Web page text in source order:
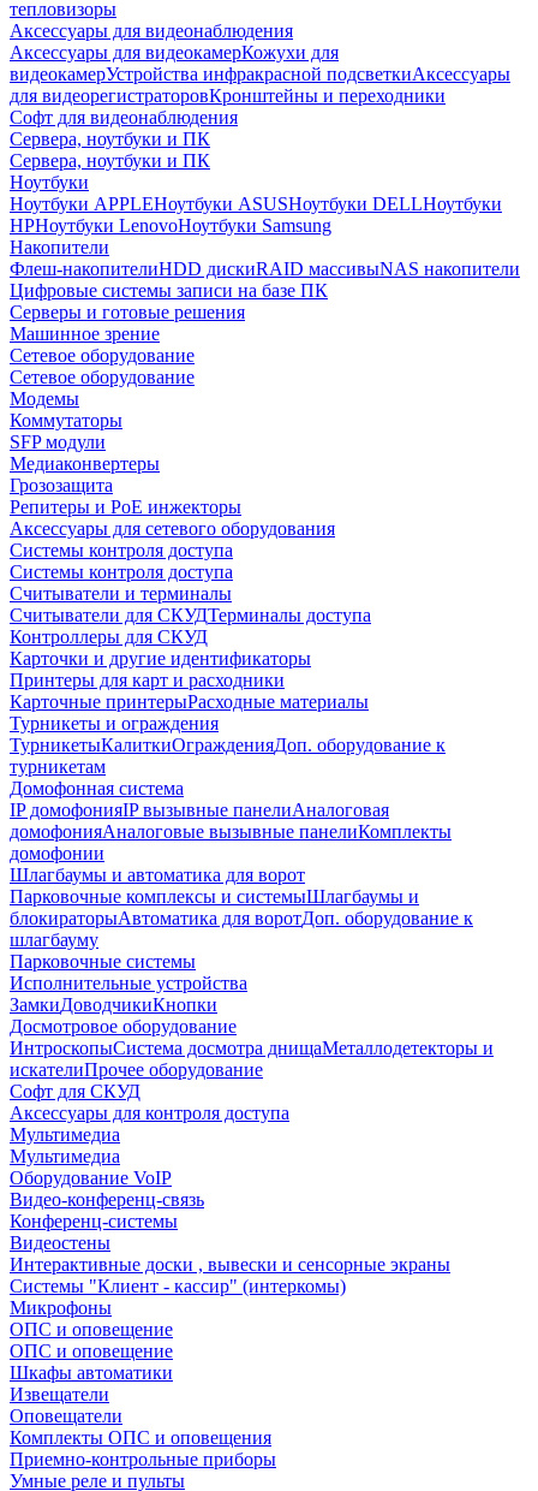
тепловизоры
Аксессуары для видеонаблюдения
Аксессуары для видеокамерКожухи для
видеокамерУстройства инфракрасной подсветкиАксессуары
для видеорегистраторовКронштейны и переходники
Софт для видеонаблюдения
Сервера, ноутбуки и ПК
Сервера, ноутбуки и ПК
Ноутбуки
Ноутбуки APPLEНоутбуки ASUSНоутбуки DELLНоутбуки
HPНоутбуки LenovoНоутбуки Samsung
Накопители
Флеш-накопителиHDD дискиRAID массивыNAS накопители
Цифровые системы записи на базе ПК
Серверы и готовые решения
Машинное зрение
Сетевое оборудование
Сетевое оборудование
Модемы
Коммутаторы
SFP модули
Медиаконвертеры
Грозозащита
Репитеры и PoE инжекторы
Аксессуары для сетевого оборудования
Системы контроля доступа
Системы контроля доступа
Считыватели и терминалы
Считыватели для СКУДТерминалы доступа
Контроллеры для СКУД
Карточки и другие идентификаторы
Принтеры для карт и расходники
Карточные принтерыРасходные материалы
Турникеты и ограждения
ТурникетыКалиткиОгражденияДоп. оборудование к
турникетам
Домофонная система
IP домофонияIP вызывные панелиАналоговая
домофонияАналоговые вызывные панелиКомплекты
домофонии
Шлагбаумы и автоматика для ворот
Парковочные комплексы и системыШлагбаумы и
блокираторыАвтоматика для воротДоп. оборудование к
шлагбауму
Парковочные системы
Исполнительные устройства
ЗамкиДоводчикиКнопки
Досмотровое оборудование
ИнтроскопыСистема досмотра днищаМеталлодетекторы и
искателиПрочее оборудование
Софт для СКУД
Аксессуары для контроля доступа
Мультимедиа
Мультимедиа
Оборудование VoIP
Видео-конференц-связь
Конференц-системы
Видеостены
Интерактивные доски , вывески и сенсорные экраны
Системы "Клиент - кассир" (интеркомы)
Микрофоны
ОПС и оповещение
ОПС и оповещение
Шкафы автоматики
Извещатели
Оповещатели
Комплекты ОПС и оповещения
Приемно-контрольные приборы
Умные реле и пульты